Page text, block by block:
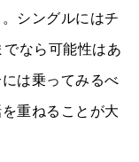
シングルにはチ
なら可能性はあ
は乗ってみるべ
重ねることが大